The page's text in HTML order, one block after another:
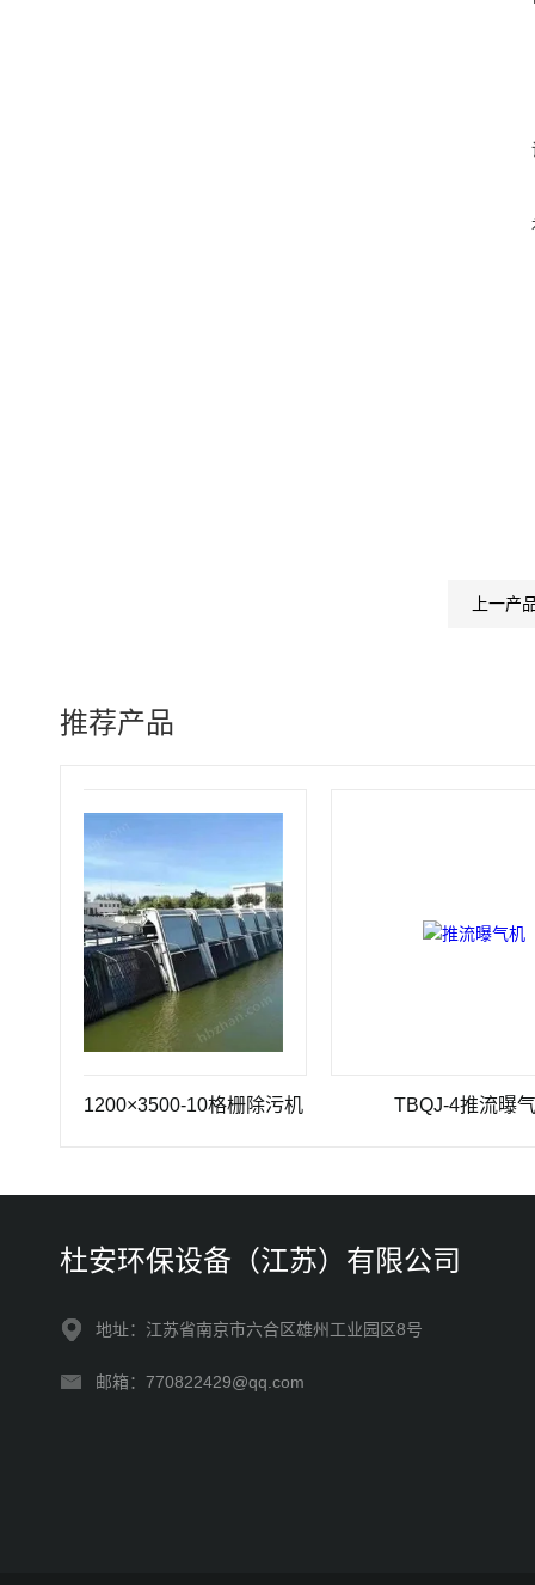
上一产
推荐产品
1200×3500-10格栅除污机 TBQJ-4推流曝气机
杜安环保设备（江苏）有限公司
地址：江苏省南京市六合区雄州工业园区8号
邮箱：770822429@qq.com